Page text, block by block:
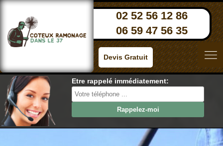
02 52 56 12 86
06 59 47 56 35
Devis Gratuit
Etre rappelé immédiatement: